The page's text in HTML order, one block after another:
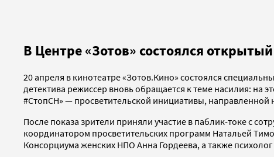
В Центре «Зотов» состоялся
20 апреля в кинотеатре «Зотов.Кино» состоялся
детектива режиссер вновь обращается к теме насилия: на
#СтопСН» — просветительской инициативы, направленной
После показа зрители приняли участие в паблик-токе с
координатором просветительских программ Натальей
Консорциума женских НПО Анна Гордеева, а также